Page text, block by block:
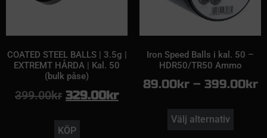
COATED STEEL BALLS | 3.5g |
EXTREMT HÅRDA | Kal. 50
(bulk påse)
399.00kr 329.00kr
KÖP
Iron Speed Balls i kal. 50 –
HDR50/TR50 Ammo
89.00kr – 399.00kr
Välj alternativ